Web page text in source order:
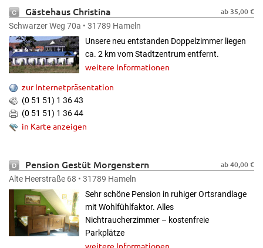
Gästehaus Christina ab 35,00 €
Schwarzer Weg 70a • 31789 Hameln
Unsere neu entstanden Doppelzimmer liegen
ca. 2 km vom Stadtzentrum entfernt.
weitere Informationen
zur Internetpräsentation
(0 51 51) 1 36 43
(0 51 51) 1 36 44
in Karte anzeigen
Pension Gestüt Morgenstern ab 40,00 €
Alte Heerstraße 68 • 31789 Hameln
Sehr schöne Pension in ruhiger Ortsrandlage
mit Wohlfühlfaktor. Alles
Nichtraucherzimmer – kostenfreie
Parkplätze
weitere Informationen